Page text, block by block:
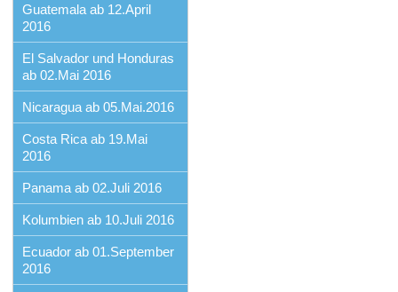
Guatemala ab 12.April
2016
El Salvador und Honduras
ab 02.Mai 2016
Nicaragua ab 05.Mai.2016
Costa Rica ab 19.Mai
2016
Panama ab 02.Juli 2016
Kolumbien ab 10.Juli 2016
Ecuador ab 01.September
2016